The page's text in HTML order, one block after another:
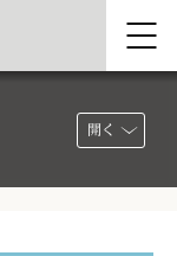
開く